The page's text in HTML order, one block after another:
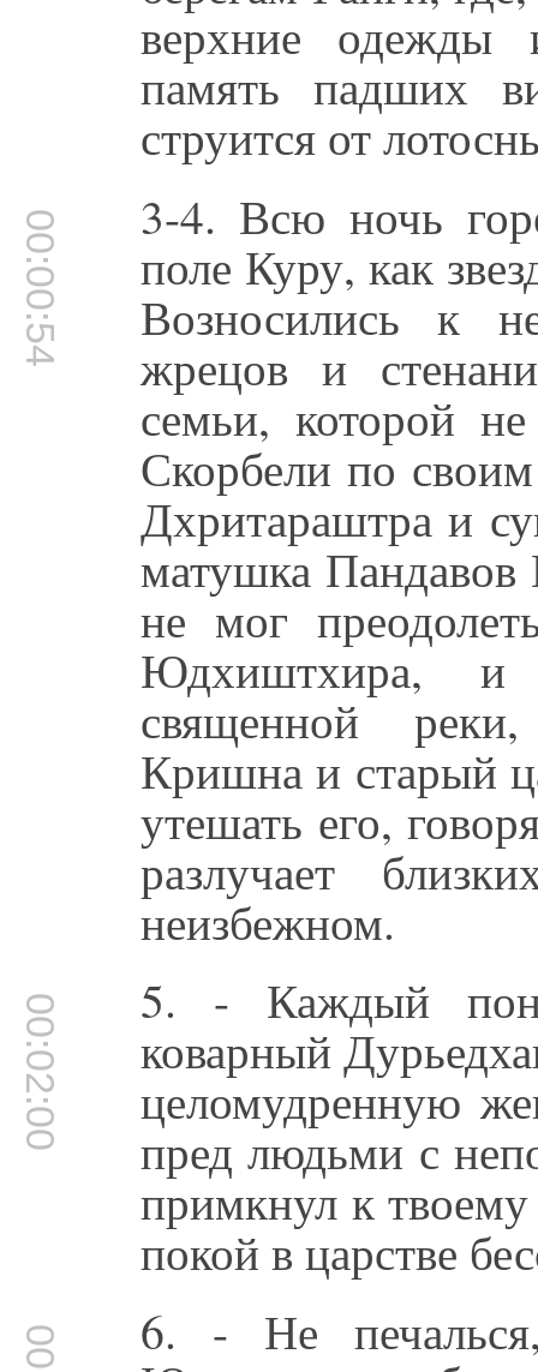
верхние одежды
память падших
струится от
00:00:54 3-4. Всю ночь
поле Куру, как
Возносились к
жрецов и
семьи, которой
Скорбели по
Дхритараштра и
матушка
не мог
Юдхиштхира, и
священной
Кришна и старый
утешать его,
разлучает
неизбежном.
00:02:00 5. - Каждый
коварный
целомудренную
пред людьми с
примкнул к
покой в царстве
6. - Не